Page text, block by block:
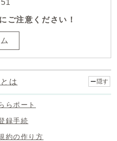
ご注意ください！
は 隠す
らポート
録手続
約の作り方